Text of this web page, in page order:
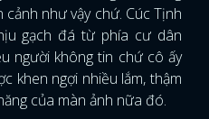
như vậy chứ. Cúc Tịnh
gạch đá từ phía cư dân
người không tin chứ cô ấy
khen ngợi nhiều lắm, thậm
của màn ảnh nữa đó.